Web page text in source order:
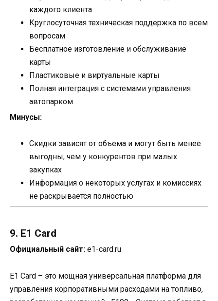
каждого клиента
Круглосуточная техническая поддержка по всем
вопросам
Бесплатное изготовление и обслуживание
карты
Пластиковые и виртуальные карты
Полная интеграция с системами управления
автопарком
Минусы:
Скидки зависят от объема и могут быть менее
выгодны, чем у конкурентов при малых
закупках
Информация о некоторых услугах и комиссиях
не раскрывается полностью
9. E1 Card
Официальный сайт: e1-card.ru
E1 Card – это мощная универсальная платформа для
управления корпоративными расходами на топливо,